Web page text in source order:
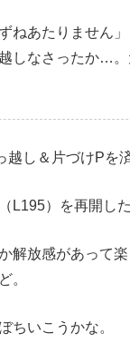
ねあたりません
しなさったか…。
し＆片づけPを
L195）を再開した
解放感があって
。
ちいこうかな。